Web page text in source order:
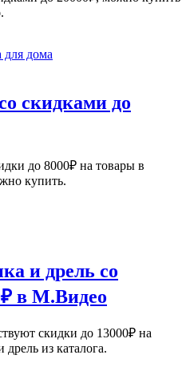
для дома
скидками до
до 8000₽ на товары в
купить.
и дрель со
в М.Видео
скидки до 13000₽ на
из каталога.